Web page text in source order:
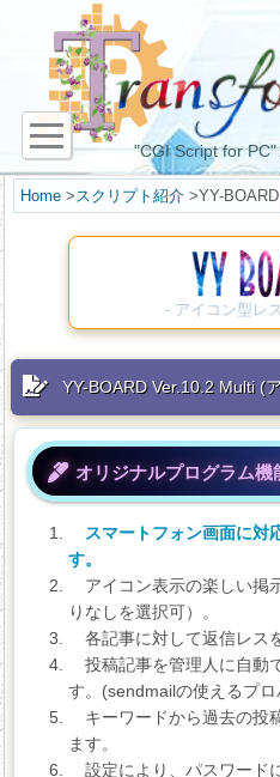
"CGI Script for
Home>スクリプト紹介>YY-BOARD
- アイコン型レ
YY-BOARD Ver.10.2 Multi (
オリジナルプログラム機
スマートフォン画面に対
す。
アイコン表示の楽しい掲
りなしを選択可）。
各記事に対して返信レス
投稿記事を管理人に自動
す。(sendmailの使えるプロ
キーワードから過去の投
ます。
設定により、パスワード